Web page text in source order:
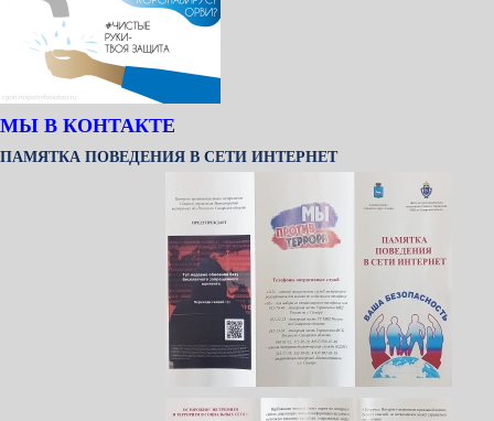
МЫ В КОНТАКТЕ
ПАМЯТКА ПОВЕДЕНИЯ В СЕТИ ИНТЕРНЕТ